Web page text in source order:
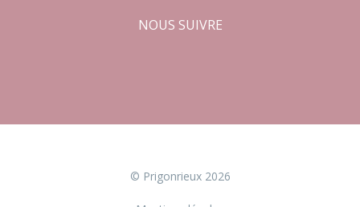
NOUS SUIVRE
© Prigonrieux 2026